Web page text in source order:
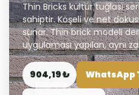
Thin Bricks kültür tuğlası
sahiptir. Köşeli ve net
sunar. Thin brick modeli
uygulaması yapılan, aynı
904,19 ₺ WhatsApp